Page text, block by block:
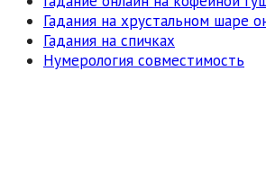
Гадания на хрустальном шаре
Гадания на спичках
Нумерология совместимость